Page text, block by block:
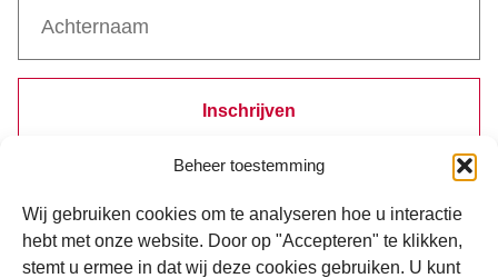
Beheer toestemming
Wij gebruiken cookies om te analyseren hoe u interactie
hebt met onze website. Door op "Accepteren" te klikken,
stemt u ermee in dat wij deze cookies gebruiken. U kunt
Inschrijven
Bij inschrijven ga je akkoord met de verwerking van je gegevens
volgens ons privacystatement